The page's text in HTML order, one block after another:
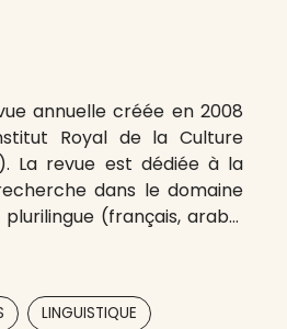
annuelle créée en 2008
Royal de la Culture
La revue est dédiée à la
dans le domaine
(français, arabe,
LINGUISTIQUE